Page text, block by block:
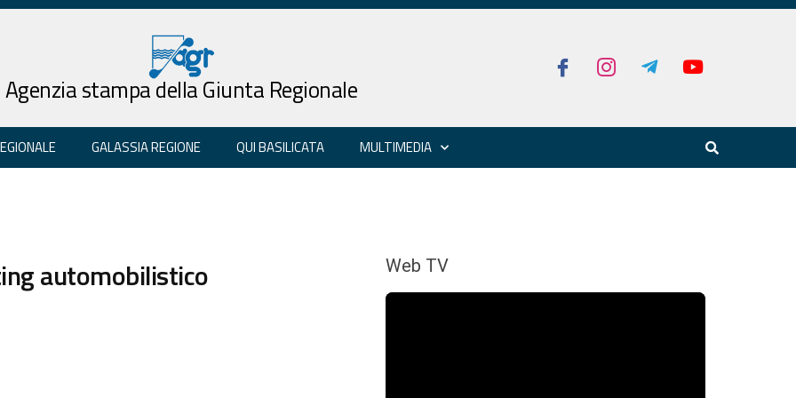
Agenzia stampa della Giunta Regionale
GALASSIA REGIONE QUI BASILICATA MULTIMEDIA
automobilistico Web TV